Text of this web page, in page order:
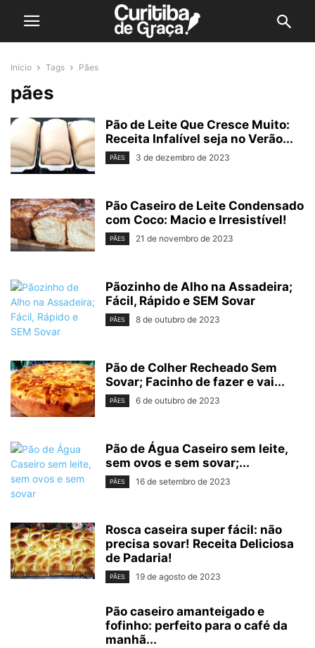
Início Tags Pães
pães
Pão de Leite Que Cresce Muito:
Receita Infalível seja no Verão...
PÃES 3 de dezembro de 2023
Pão Caseiro de Leite Condensado
com Coco: Macio e Irresistível!
PÃES 21 de novembro de 2023
Pãozinho de Alho na Assadeira;
Fácil, Rápido e SEM Sovar
PÃES 8 de outubro de 2023
Pão de Colher Recheado Sem
Sovar; Facinho de fazer e vai...
PÃES 6 de outubro de 2023
Pão de Água Caseiro sem leite,
sem ovos e sem sovar;...
PÃES 16 de setembro de 2023
Rosca caseira super fácil: não
precisa sovar! Receita Deliciosa
de Padaria!
PÃES 19 de agosto de 2023
Pão caseiro amanteigado e
fofinho: perfeito para o café da
manhã...